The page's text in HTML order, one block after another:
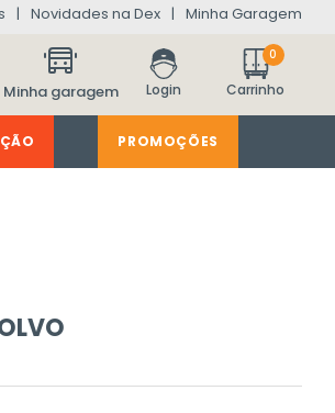
Novidades na Dex Minha Garagem
Minha garagem
0
PROMOÇÕES